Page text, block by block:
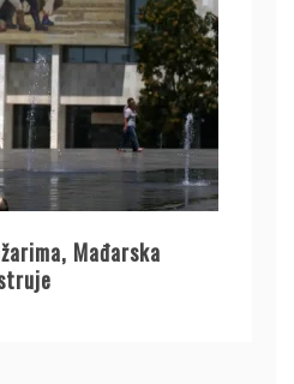
Mađarska